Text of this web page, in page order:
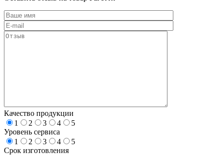
Качество продукции
1
2 3 4
5
Уровень сервиса
1
2 3 4
5
Срок изготовления